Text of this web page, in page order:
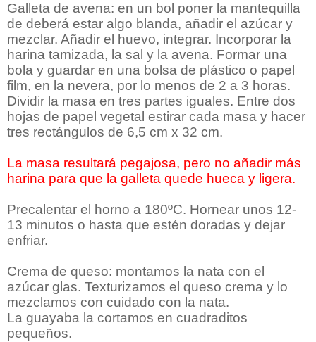
Galleta de avena: en un bol poner la mantequilla
de deberá estar algo blanda, añadir el azúcar y
mezclar. Añadir el huevo, integrar. Incorporar la
harina tamizada, la sal y la avena. Formar una
bola y guardar en una bolsa de plástico o papel
film, en la nevera, por lo menos de 2 a 3 horas.
Dividir la masa en tres partes iguales. Entre dos
hojas de papel vegetal estirar cada masa y hacer
tres rectángulos de 6,5 cm x 32 cm.
La masa resultará pegajosa, pero no añadir más
harina para que la galleta quede hueca y ligera.
Precalentar el horno a 180ºC. Hornear unos 12-
13 minutos o hasta que estén doradas y dejar
enfriar.
Crema de queso: montamos la nata con el
azúcar glas. Texturizamos el queso crema y lo
mezclamos con cuidado con la nata.
La guayaba la cortamos en cuadraditos
pequeños.